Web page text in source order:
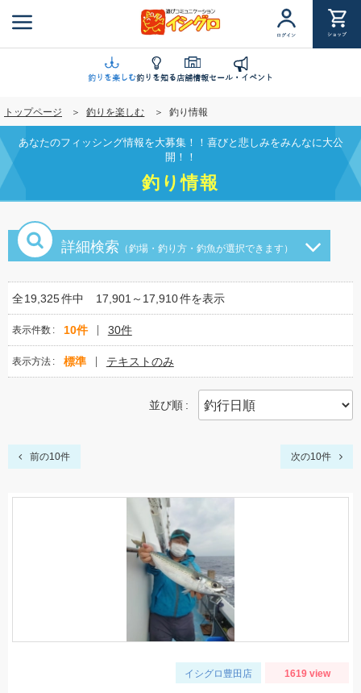
ン
に
移
動
ログイン ショップ
釣りを楽しむ釣りを知る店舗情報セール・イベント
トップページ 釣りを楽しむ 釣り情報
あなたのフィッシング情報を大募集！！喜びと悲しみをみんなに大公
開！！
釣り情報
詳細検索 （釣場・釣り方・釣魚が選択できます）
全19,325件中 17,901～17,910件を表示
表示件数 10件 30件
表示方法 標準 テキストのみ
並び順
前の10件 次の10件
イシグロ豊田店 1619 view